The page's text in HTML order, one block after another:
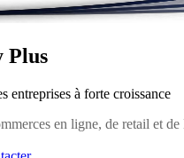
Plus
entreprises à forte croissance
en ligne, de retail et